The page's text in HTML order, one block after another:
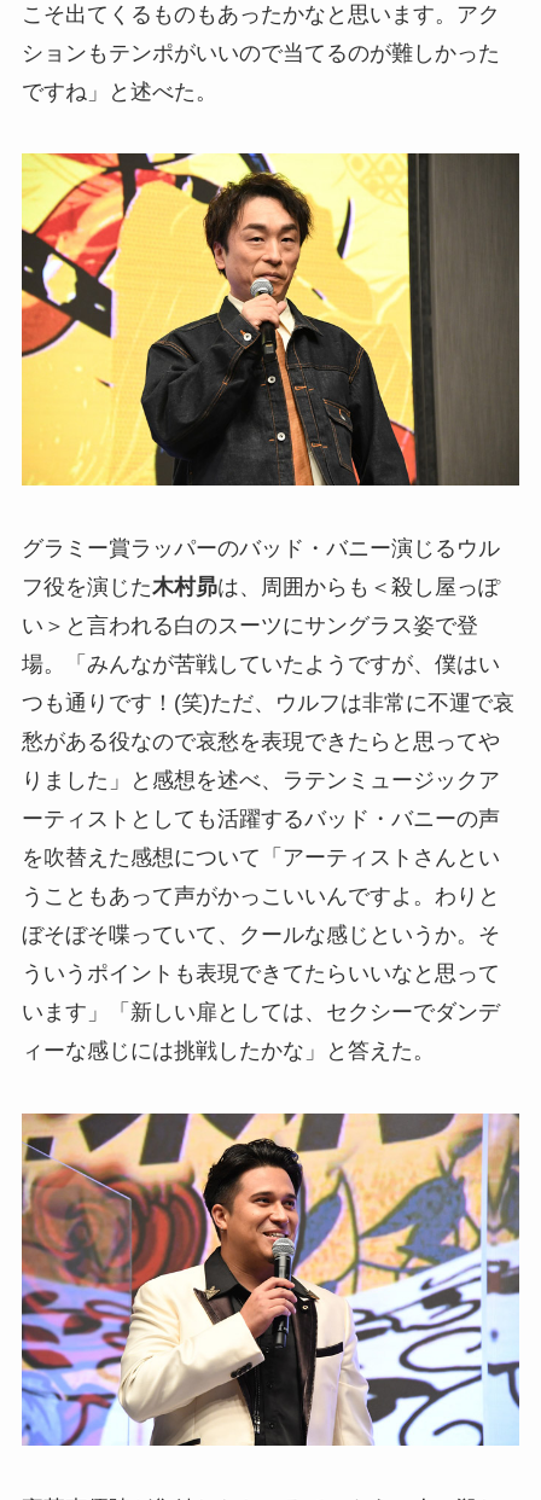
こそ出てくるものもあったかなと思います。アク
ションもテンポがいいので当てるのが難しかった
ですね」と述べた。
グラミー賞ラッパーのバッド・バニー演じるウル
フ役を演じた木村昴は、周囲からも＜殺し屋っぽ
い＞と言われる白のスーツにサングラス姿で登
場。「みんなが苦戦していたようですが、僕はい
つも通りです！(笑)ただ、ウルフは非常に不運で哀
愁がある役なので哀愁を表現できたらと思ってや
りました」と感想を述べ、ラテンミュージックア
ーティストとしても活躍するバッド・バニーの声
を吹替えた感想について「アーティストさんとい
うこともあって声がかっこいいんですよ。わりと
ぼそぼそ喋っていて、クールな感じというか。そ
ういうポイントも表現できてたらいいなと思って
います」「新しい扉としては、セクシーでダンデ
ィーな感じには挑戦したかな」と答えた。